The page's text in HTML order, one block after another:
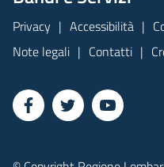
Privacy Accessibilità
Note legali
Contatti